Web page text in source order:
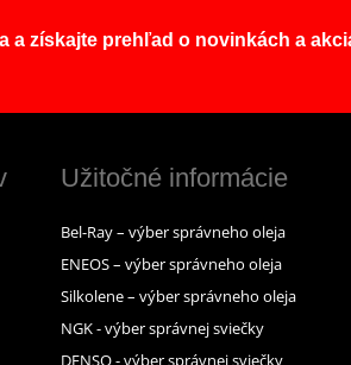
a získajte prehľad o novinkách a
Užitočné informácie
Bel-Ray – výber správneho oleja
ENEOS – výber správneho oleja
Silkolene – výber správneho oleja
NGK - výber správnej sviečky
DENSO - výber správnej sviečky